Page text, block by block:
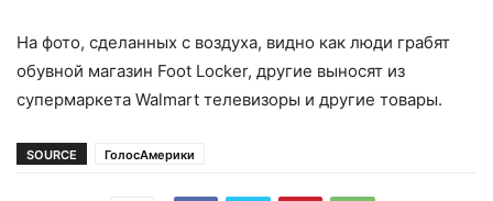
На фото, сделанных с воздуха, видно как люди грабят
обувной магазин Foot Locker, другие выносят из
супермаркета Walmart телевизоры и другие товары.
SOURCE ГолосАмерики